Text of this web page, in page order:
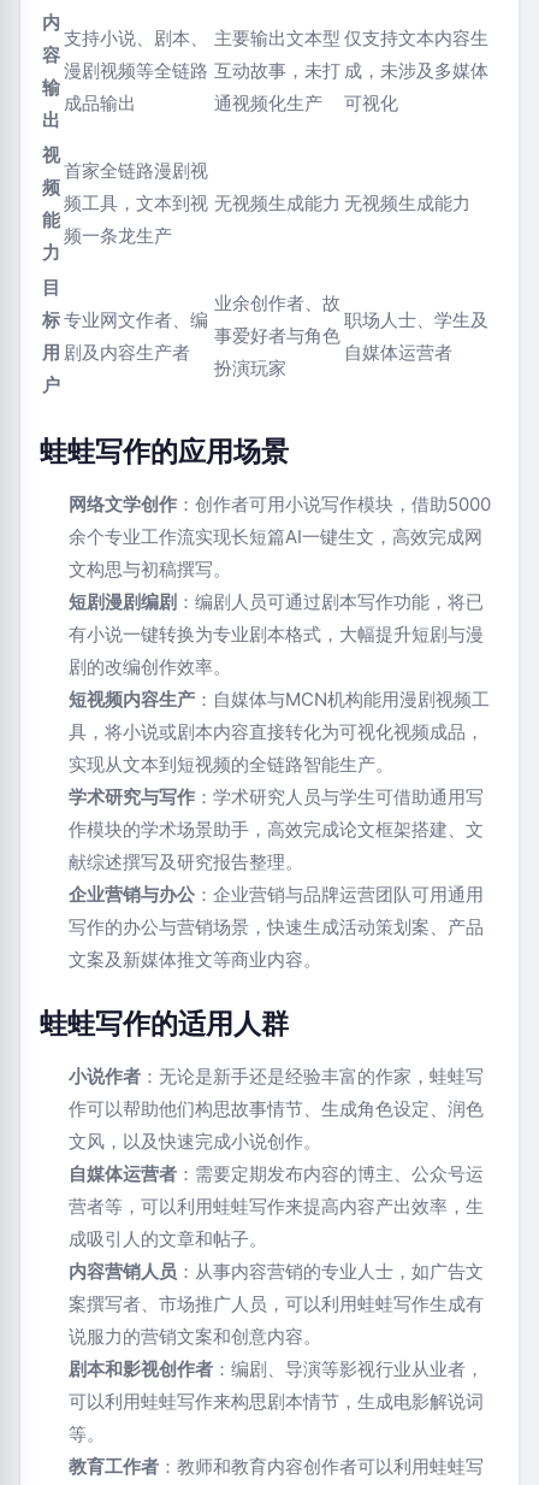
内
容
输
出
支持小说、剧本、
漫剧视频等全链路
成品输出
主要输出文本型
互动故事，未打
通视频化生产
仅支持文本内容生
成，未涉及多媒体
可视化
视
频
能
力
首家全链路漫剧视
频工具，文本到视
频一条龙生产
无视频生成能力 无视频生成能力
目
标
用
户
专业网文作者、编
剧及内容生产者
业余创作者、故
事爱好者与角色
扮演玩家
职场人士、学生及
自媒体运营者
蛙蛙写作的应用场景
网络文学创作 ：创作者可用小说写作模块，借助5000
余个专业工作流实现长短篇AI一键生文，高效完成网
文构思与初稿撰写。
短剧漫剧编剧 ：编剧人员可通过剧本写作功能，将已
有小说一键转换为专业剧本格式，大幅提升短剧与漫
剧的改编创作效率。
短视频内容生产 ：自媒体与MCN机构能用漫剧视频工
具，将小说或剧本内容直接转化为可视化视频成品，
实现从文本到短视频的全链路智能生产。
学术研究与写作 ：学术研究人员与学生可借助通用写
作模块的学术场景助手，高效完成论文框架搭建、文
献综述撰写及研究报告整理。
企业营销与办公 ：企业营销与品牌运营团队可用通用
写作的办公与营销场景，快速生成活动策划案、产品
文案及新媒体推文等商业内容。
蛙蛙写作的适用人群
小说作者 ：无论是新手还是经验丰富的作家，蛙蛙写
作可以帮助他们构思故事情节、生成角色设定、润色
文风，以及快速完成小说创作。
自媒体运营者 ：需要定期发布内容的博主、公众号运
营者等，可以利用蛙蛙写作来提高内容产出效率，生
成吸引人的文章和帖子。
内容营销人员 ：从事内容营销的专业人士，如广告文
案撰写者、市场推广人员，可以利用蛙蛙写作生成有
说服力的营销文案和创意内容。
剧本和影视创作者 ：编剧、导演等影视行业从业者，
可以利用蛙蛙写作来构思剧本情节，生成电影解说词
等。
教育工作者 ：教师和教育内容创作者可以利用蛙蛙写